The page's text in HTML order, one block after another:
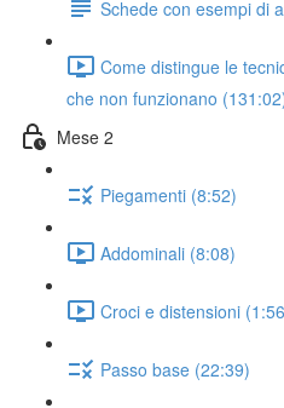
Schede con esempi di
Come distingue le
che non funzionano
Mese 2
Piegamenti (8:52)
Addominali (8:08)
Croci e distensioni
Passo base (22:39)